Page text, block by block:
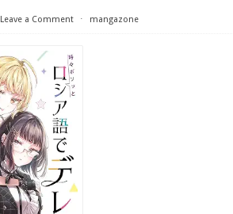
Leave a Comment ⋅ mangazone